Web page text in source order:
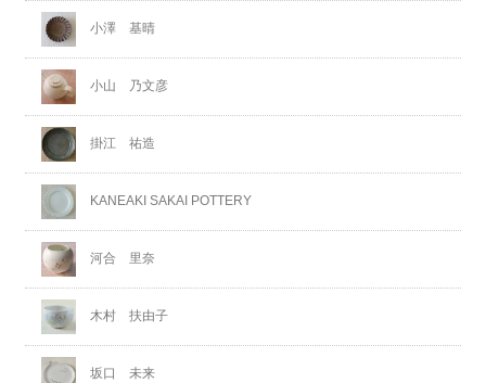
小澤 基晴
小山 乃文彦
掛江 祐造
KANEAKI SAKAI POTTERY
河合 里奈
木村 扶由子
坂口 未来